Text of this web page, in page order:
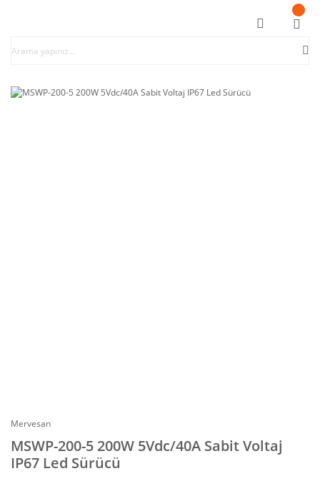
Mervesan
MSWP-200-5 200W 5Vdc/40A Sabit Voltaj
IP67 Led Sürücü